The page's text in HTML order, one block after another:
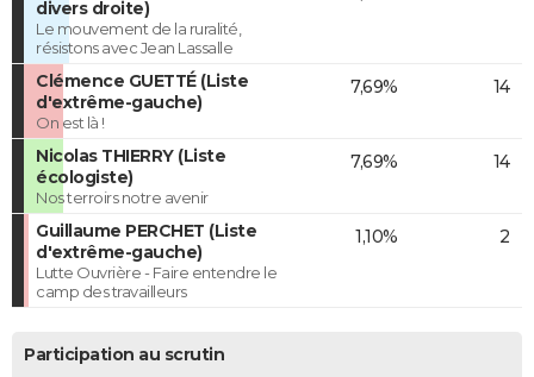
divers droite)
Le mouvement de la ruralité,
résistons avec Jean Lassalle
Clémence GUETTÉ (Liste
d'extrême-gauche)
On est là !
7,69% 14
Nicolas THIERRY (Liste
écologiste)
Nos terroirs notre avenir
7,69% 14
Guillaume PERCHET (Liste
d'extrême-gauche)
Lutte Ouvrière - Faire entendre le
camp des travailleurs
1,10% 2
Participation au scrutin